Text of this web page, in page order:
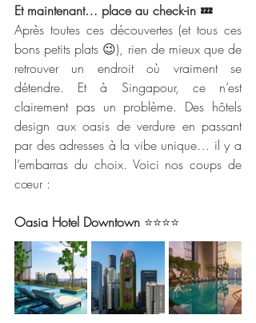
Et maintenant… place au check-in 💤
Après toutes ces découvertes (et tous ces
bons petits plats 😉), rien de mieux que de
retrouver un endroit où vraiment se
détendre. Et à Singapour, ce n’est
clairement pas un problème. Des hôtels
design aux oasis de verdure en passant
par des adresses à la vibe unique… il y a
l’embarras du choix. Voici nos coups de
cœur :
Oasia Hotel Downtown ⭐⭐⭐⭐